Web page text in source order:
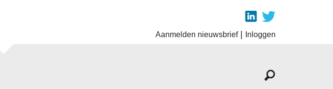
Aanmelden nieuwsbrief| Inloggen